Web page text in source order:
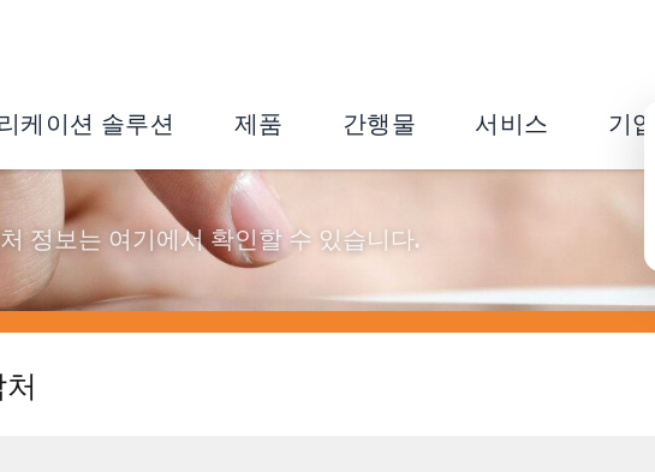
케이션 솔루션 제품 간행물 서비스 기업
정보는 여기에서 확인할 수 있습니다.